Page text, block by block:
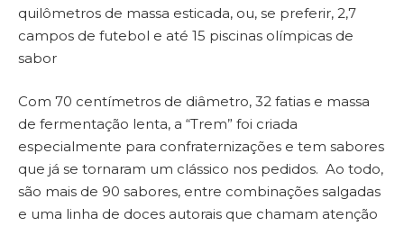
quilômetros de massa esticada, ou, se preferir, 2,7
campos de futebol e até 15 piscinas olímpicas de
sabor
Com 70 centímetros de diâmetro, 32 fatias e massa
de fermentação lenta, a “Trem” foi criada
especialmente para confraternizações e tem sabores
que já se tornaram um clássico nos pedidos. Ao todo,
são mais de 90 sabores, entre combinações salgadas
e uma linha de doces autorais que chamam atenção